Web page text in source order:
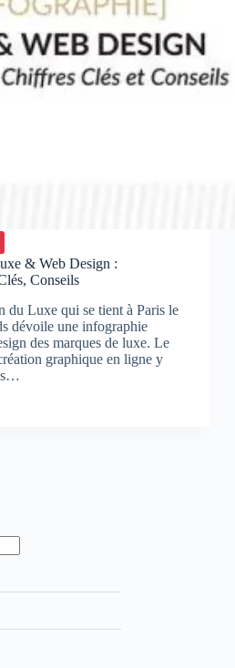
& Web Design :
Conseils
du Luxe qui se tient à Paris le
dévoile une infographie
des marques de luxe. Le
graphique en ligne y